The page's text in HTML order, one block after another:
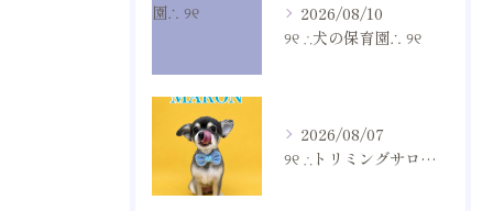
2026/08/10
୨୧ ∴犬の保育園∴ ୨୧
2026/08/07
୨୧ ∴トリミングサロン∴ ୨୧